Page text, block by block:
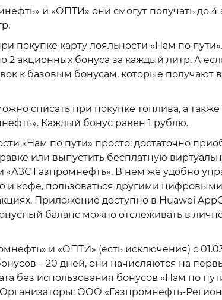
и «ОПТИ» они смогут получать до
покупке карту лояльности «Нам по
2 акционных бонуса за каждый литр. А
к базовым бонусам, которые получают
списать при покупке топлива, а также
Каждый бонус равен 1 рублю.
«Нам по пути» просто: достаточно
или выпустить бесплатную
Газпромнефть». В нем же удобно
и кофе, пользоваться другими
Приложение доступно в Huawei
баланс можно отслеживать в
и «ОПТИ» (есть исключения) с
– 20 дней, они начисляются на
без использования бонусов «Нам по
Организаторы: ООО «Газпромнефть-